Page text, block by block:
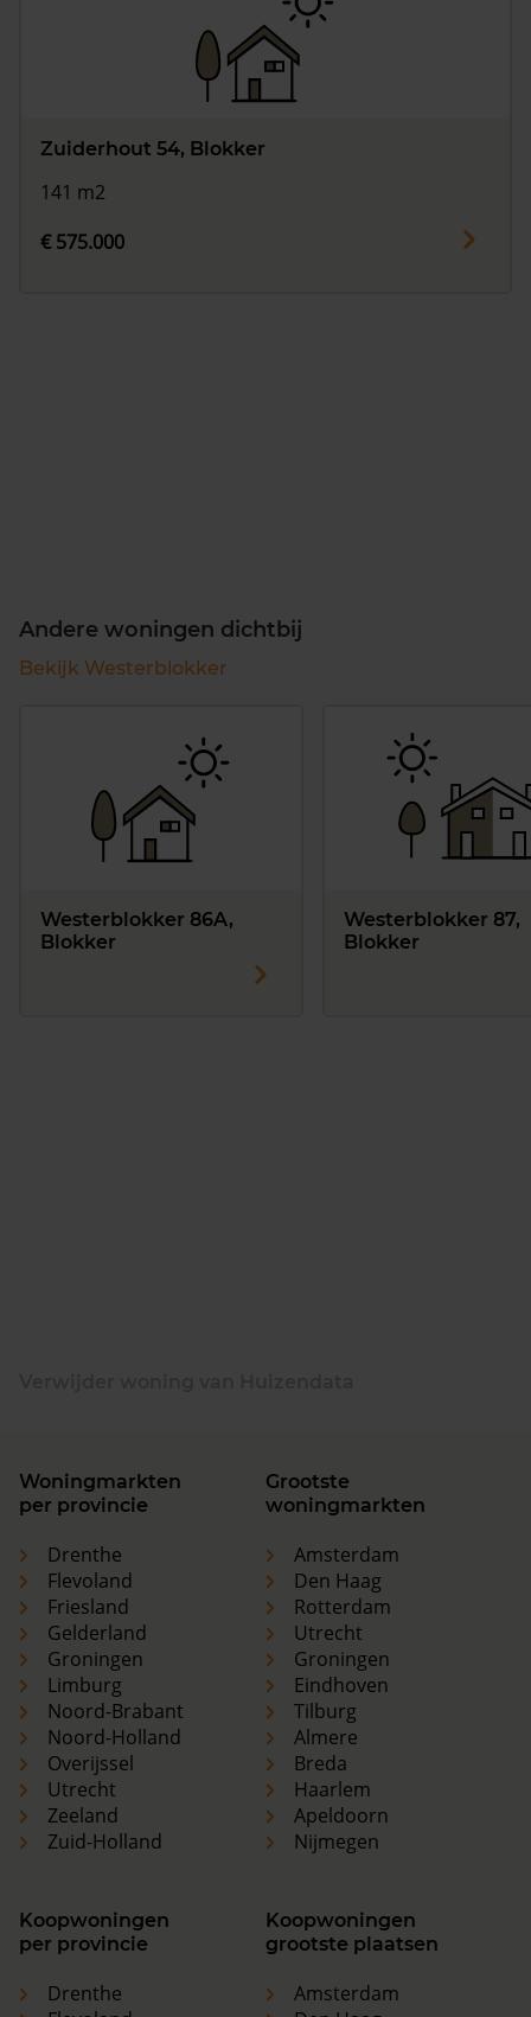
Zuiderhout 54, Blokker
141 m2
€ 575.000
Andere woningen dichtbij
Bekijk Westerblokker
Westerblokker 86A,
Blokker
Westerblokker 87,
Blokker
Woningmarkten
per provincie
Drenthe
Flevoland
Friesland
Gelderland
Groningen
Limburg
Noord-Brabant
Noord-Holland
Overijssel
Utrecht
Zeeland
Zuid-Holland
Grootste
woningmarkten
Amsterdam
Den Haag
Rotterdam
Utrecht
Groningen
Eindhoven
Tilburg
Almere
Breda
Haarlem
Apeldoorn
Nijmegen
Koopwoningen
per provincie
Drenthe
Koopwoningen
grootste plaatsen
Amsterdam